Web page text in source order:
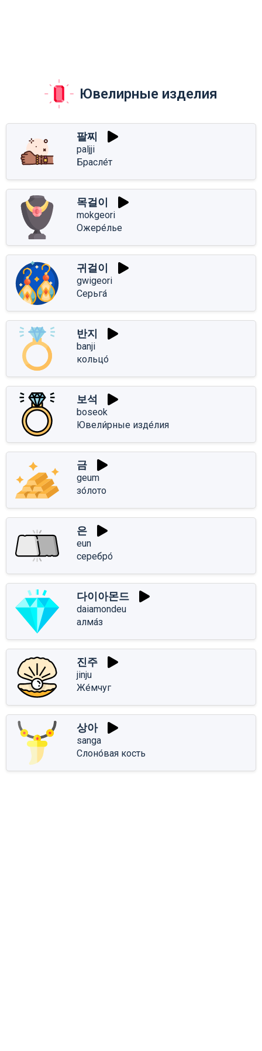
Ювелирные изделия
팔찌
paljji
Брасле́т
목걸이
mokgeori
Ожере́лье
귀걸이
gwigeori
Серьга́
반지
banji
кольцо́
보석
boseok
Ювели́рные изде́лия
금
geum
зо́лото
은
eun
серебро́
다이아몬드
daiamondeu
алма́з
진주
jinju
Же́мчуг
상아
sanga
Слоно́вая кость